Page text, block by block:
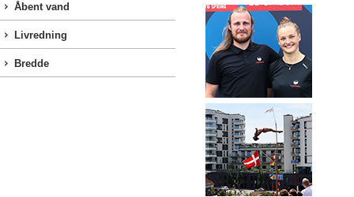
Åbent vand
Livredning
Bredde